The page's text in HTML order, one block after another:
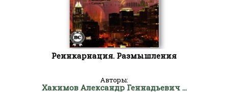
Реинкарнация. Размышления
Авторы:
Хакимов Александр Геннадьевич "Чайтанья Чандра Чаран Прабху"